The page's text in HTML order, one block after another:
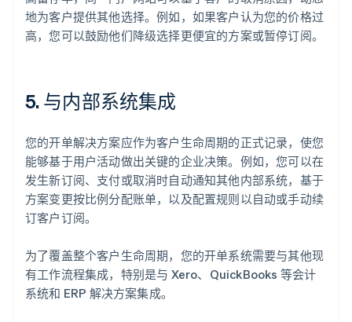
地为客户提供其他选择。例如，如果客户认为您的价格过
高，您可以鼓励他们降级选择更便宜的方案或暂停订阅。
5. 与内部系统集成
您的开单解决方案应作为客户生命周期的正式记录，使您
能够基于用户活动做出关键的企业决策。例如，您可以在
发生新订阅、支付或取消时自动通知其他内部系统，基于
方案变更按比例分配账单，以及配置规则以自动或手动续
订客户订阅。
为了覆盖整个客户生命周期，您的开单系统需要与其他现
有工作流程集成，特别是与 Xero、QuickBooks 等会计
系统和 ERP 解决方案集成。